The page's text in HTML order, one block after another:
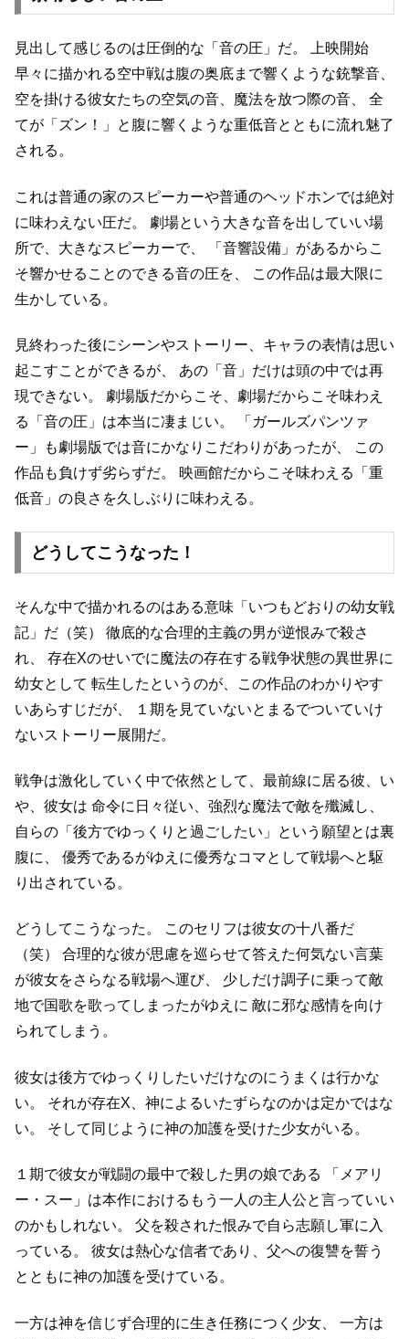
見出して感じるのは圧倒的な「音の圧」だ。
上映開始
早々に描かれる空中戦は腹の奥底まで響くような銃撃音、
空を掛ける彼女たちの空気の音、魔法を放つ際の音、
全
てが「ズン！」と腹に響くような重低音とともに流れ魅了
される。
これは普通の家のスピーカーや普通のヘッドホンでは絶対
に味わえない圧だ。
劇場という大きな音を出していい場
所で、大きなスピーカーで、
「音響設備」があるからこ
そ響かせることのできる音の圧を、
この作品は最大限に
生かしている。
見終わった後にシーンやストーリー、キャラの表情は思い
起こすことができるが、
あの「音」だけは頭の中では再
現できない。
劇場版だからこそ、劇場だからこそ味わえ
る「音の圧」は本当に凄まじい。
「ガールズパンツァ
ー」も劇場版では音にかなりこだわりがあったが、
この
作品も負けず劣らずだ。
映画館だからこそ味わえる「重
低音」の良さを久しぶりに味わえる。
どうしてこうなった！
そんな中で描かれるのはある意味「いつもどおりの幼女戦
記」だ（笑）
徹底的な合理的主義の男が逆恨みで殺さ
れ、
存在Xのせいでに魔法の存在する戦争状態の異世界に
幼女として 転生したというのが、この作品のわかりやす
いあらすじだが、
１期を見ていないとまるでついていけ
ないストーリー展開だ。
戦争は激化していく中で依然として、最前線に居る彼、い
や、彼女は 命令に日々従い、強烈な魔法で敵を殲滅し、
自らの「後方でゆっくりと過ごしたい」という願望とは裏
腹に、
優秀であるがゆえに優秀なコマとして戦場へと駆
り出されている。
どうしてこうなった。
このセリフは彼女の十八番だ
（笑）
合理的な彼が思慮を巡らせて答えた何気ない言葉
が彼女をさらなる戦場へ運び、
少しだけ調子に乗って敵
地で国歌を歌ってしまったがゆえに 敵に邪な感情を向け
られてしまう。
彼女は後方でゆっくりしたいだけなのにうまくは行かな
い。
それが存在X、神によるいたずらなのかは定かではな
い。
そして同じように神の加護を受けた少女がいる。
１期で彼女が戦闘の最中で殺した男の娘である
「メアリ
ー・スー」は本作におけるもう一人の主人公と言っていい
のかもしれない。
父を殺された恨みで自ら志願し軍に入
っている。
彼女は熱心な信者であり、父への復讐を誓う
とともに神の加護を受けている。
一方は神を信じず合理的に生き任務につく少女、
一方は